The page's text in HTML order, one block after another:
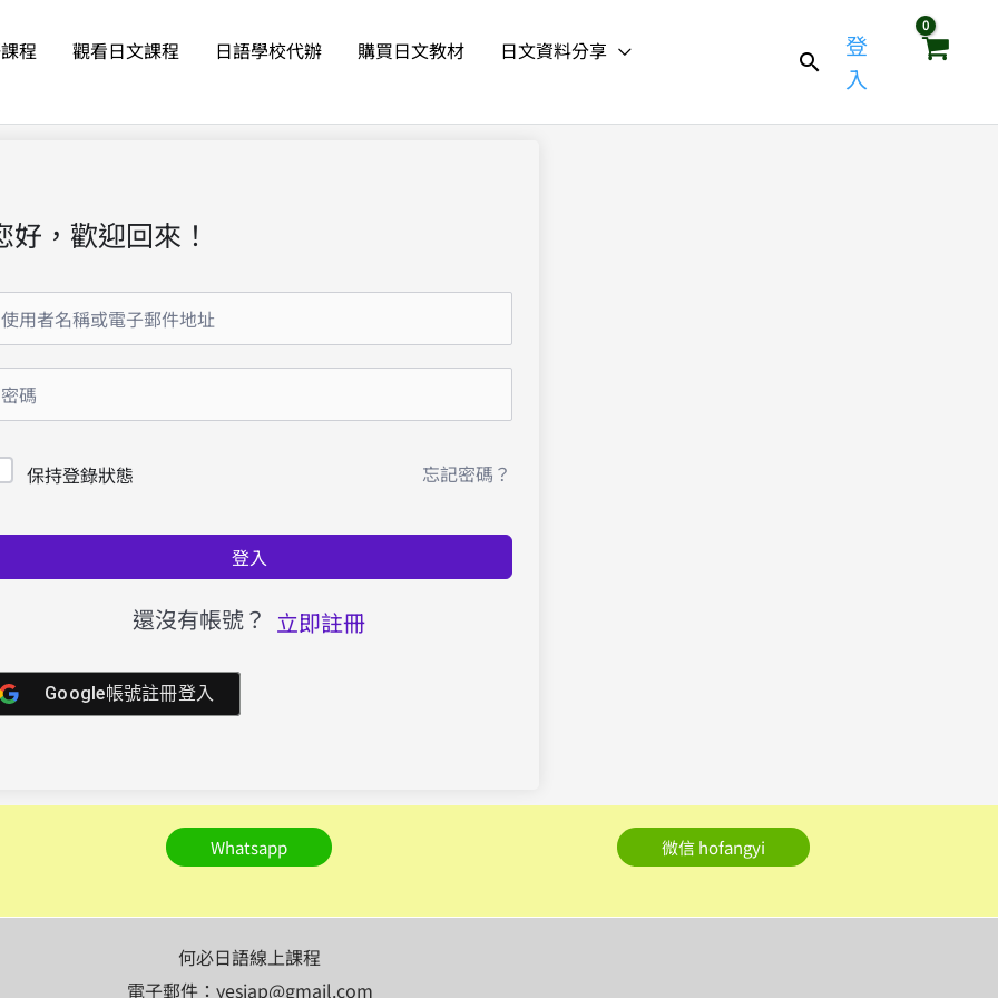
程 觀看日文課程 日語學校代辦 購買日文教材
日文資料分享
登
入
好，歡迎回來！
保持登錄狀態 忘記密碼？
登入
還沒有帳號？ 立即註冊
Google帳號註冊登入
Whatsapp 微信 hofangyi
何必日語線上課程
電子郵件：yesjap@gmail.com